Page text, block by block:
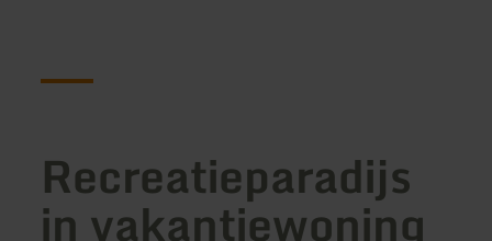
Recreatieparadijs
in vakantiewoning